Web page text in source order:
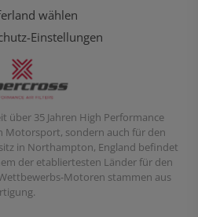
wählen
Einstellungen
über 35 Jahren High Performance
sondern auch für den
in Northampton, England befindet
der etabliertesten Länder für den
Motoren stammen aus